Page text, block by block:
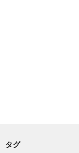
タグ